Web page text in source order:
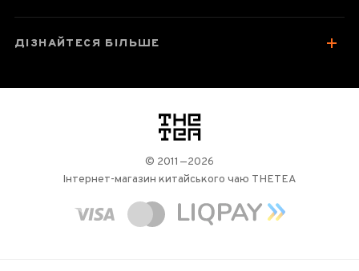
ДІЗНАЙТЕСЯ БІЛЬШЕ
логотип
© 2011—2026
Інтернет-магазин китайського чаю THETEA